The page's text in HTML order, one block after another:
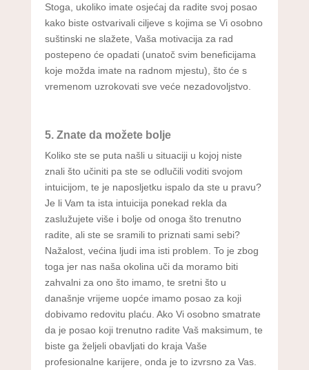
Stoga, ukoliko imate osjećaj da radite svoj posao
kako biste ostvarivali ciljeve s kojima se Vi osobno
suštinski ne slažete, Vaša motivacija za rad
postepeno će opadati (unatoč svim beneficijama
koje možda imate na radnom mjestu), što će s
vremenom uzrokovati sve veće nezadovoljstvo.
5. Znate da možete bolje
Koliko ste se puta našli u situaciji u kojoj niste
znali što učiniti pa ste se odlučili voditi svojom
intuicijom, te je naposljetku ispalo da ste u pravu?
Je li Vam ta ista intuicija ponekad rekla da
zaslužujete više i bolje od onoga što trenutno
radite, ali ste se sramili to priznati sami sebi?
Nažalost, većina ljudi ima isti problem. To je zbog
toga jer nas naša okolina uči da moramo biti
zahvalni za ono što imamo, te sretni što u
današnje vrijeme uopće imamo posao za koji
dobivamo redovitu plaću. Ako Vi osobno smatrate
da je posao koji trenutno radite Vaš maksimum, te
biste ga željeli obavljati do kraja Vaše
profesionalne karijere, onda je to izvrsno za Vas.